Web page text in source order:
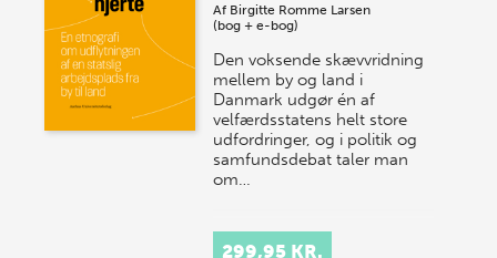
Af Birgitte Romme Larsen
(bog + e-bog)
Den voksende skævvridning
mellem by og land i
Danmark udgør én af
velfærdsstatens helt store
udfordringer, og i politik og
samfundsdebat taler man
om…
299,95 KR.